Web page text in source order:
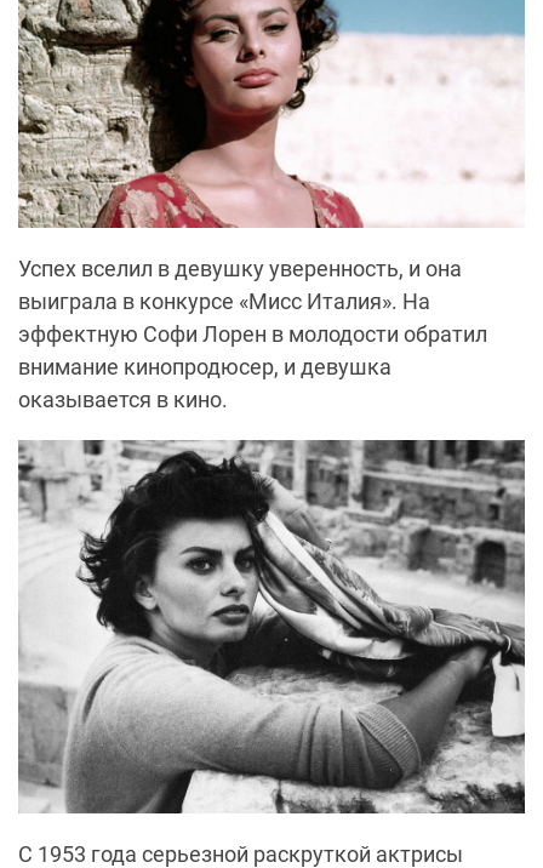
Успех вселил в девушку уверенность, и она
выиграла в конкурсе «Мисс Италия». На
эффектную Софи Лорен в молодости обратил
внимание кинопродюсер, и девушка
оказывается в кино.
С 1953 года серьезной раскруткой актрисы